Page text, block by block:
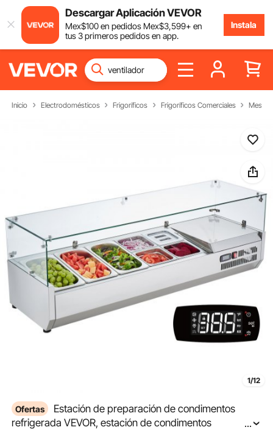
Descargar Aplicación VEVOR
Mex$100en pedidos Mex$3,599+ en
tus 3 primeros pedidos en app.
Instala
Inicio Electrodomésticos Frigoríficos Frigoríficos Comerciales Mesa
1/12
Ofertas
Estación de preparación de condimentos
refrigerada VEVOR, estación de condimentos
...